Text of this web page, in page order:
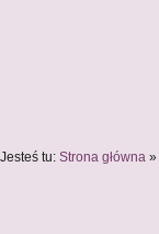
Jesteś tu: Strona główna »